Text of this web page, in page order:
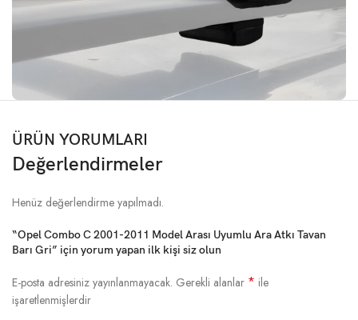
ÜRÜN YORUMLARI
Değerlendirmeler
Henüz değerlendirme yapılmadı.
“Opel Combo C 2001-2011 Model Arası Uyumlu Ara Atkı Tavan
Barı Gri” için yorum yapan ilk kişi siz olun
E-posta adresiniz yayınlanmayacak. Gerekli alanlar * ile
işaretlenmişlerdir